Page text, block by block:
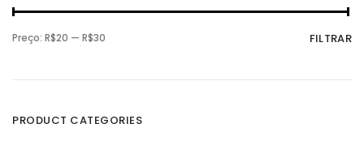
P
r
o
n
i
P
r
o
x
i
FILTRAR
Preço: R$20 — R$30
PRODUCT CATEGORIES